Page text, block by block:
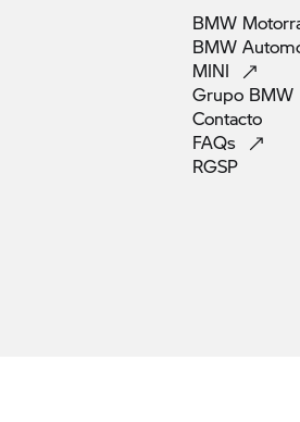
BMW
BMW
MINI
Grupo BMW
Contacto
FAQs
RGSP